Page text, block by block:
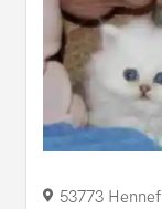
53773 Hennef